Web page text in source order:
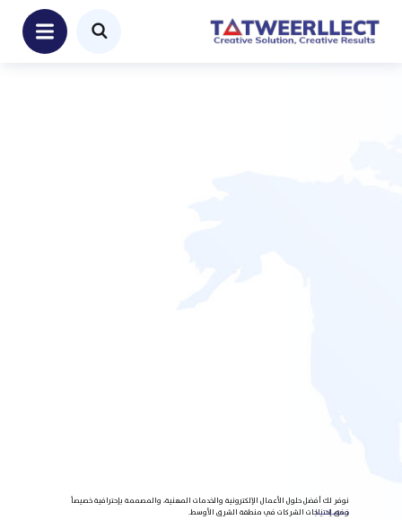
نوفر لك أفضل حلول الأعمال الإلكترونية والخدمات المهنية، والمصممة بإحترافية خصيصاً
وفق إحتياجات الشركات في منطقة الشرق الأوسط.
خـــدمـــاتـــنـــا